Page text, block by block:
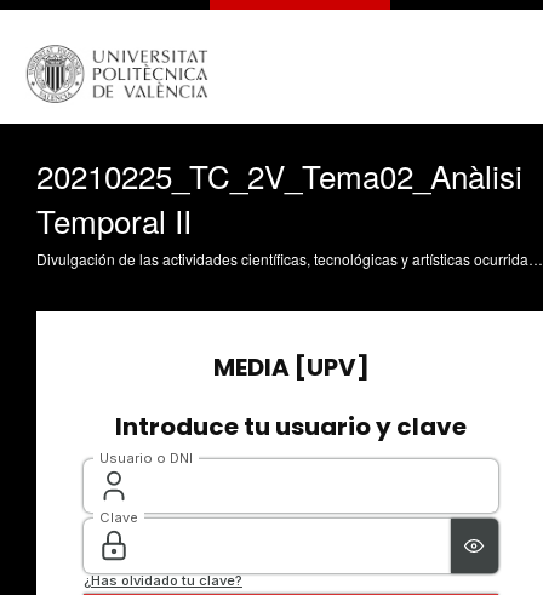
20210225_TC_2V_Tema02_Anàlisi
Temporal II
Divulgación de las actividades científicas, tecnológicas y artísticas ocurridas en los tres campus de la UPV